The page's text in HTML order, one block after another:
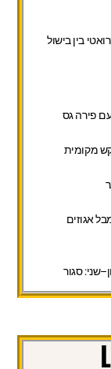
בין בישול
פירה גס
מקומית
אגוזים